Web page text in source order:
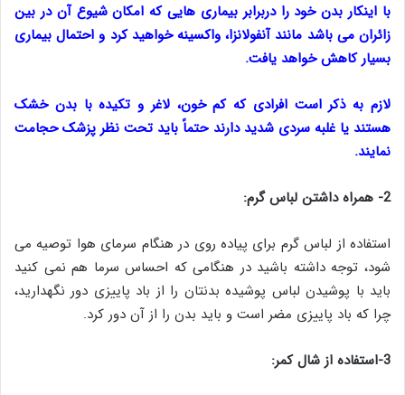
با اینکار بدن خود را دربرابر بیماری هایی که امکان شیوع آن در بین
زائران می باشد مانند آنفولانزا، واکسینه خواهید کرد و احتمال بیماری
بسیار کاهش خواهد یافت.
لازم به ذکر است افرادی که کم خون، لاغر و تکیده با بدن خشک
هستند یا غلبه سردی شدید دارند حتماً باید تحت نظر پزشک حجامت
نمایند.
2- همراه داشتن لباس گرم:
استفاده از لباس گرم برای پیاده روی در هنگام سرمای هوا توصیه می
شود، توجه داشته باشید در هنگامی که احساس سرما هم نمی کنید
باید با پوشیدن لباس پوشیده بدنتان را از باد پاییزی دور نگهدارید،
چرا که باد پاییزی مضر است و باید بدن را از آن دور کرد.
3-استفاده از شال کمر: